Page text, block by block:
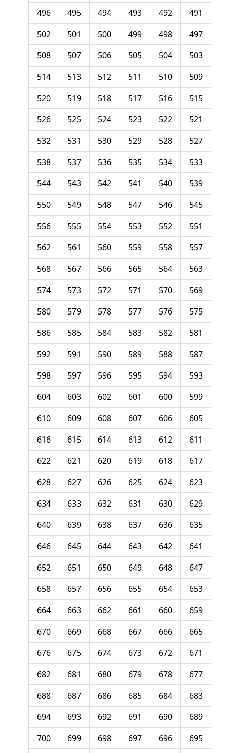
491
492
493
494
495
496
497
498
499
500
501
502
503
504
505
506
507
508
509
510
511
512
513
514
515
516
517
518
519
520
521
522
523
524
525
526
527
528
529
530
531
532
533
534
535
536
537
538
539
540
541
542
543
544
545
546
547
548
549
550
551
552
553
554
555
556
557
558
559
560
561
562
563
564
565
566
567
568
569
570
571
572
573
574
575
576
577
578
579
580
581
582
583
584
585
586
587
588
589
590
591
592
593
594
595
596
597
598
599
600
601
602
603
604
605
606
607
608
609
610
611
612
613
614
615
616
617
618
619
620
621
622
623
624
625
626
627
628
629
630
631
632
633
634
635
636
637
638
639
640
641
642
643
644
645
646
647
648
649
650
651
652
653
654
655
656
657
658
659
660
661
662
663
664
665
666
667
668
669
670
671
672
673
674
675
676
677
678
679
680
681
682
683
684
685
686
687
688
689
690
691
692
693
694
695
696
697
698
699
700